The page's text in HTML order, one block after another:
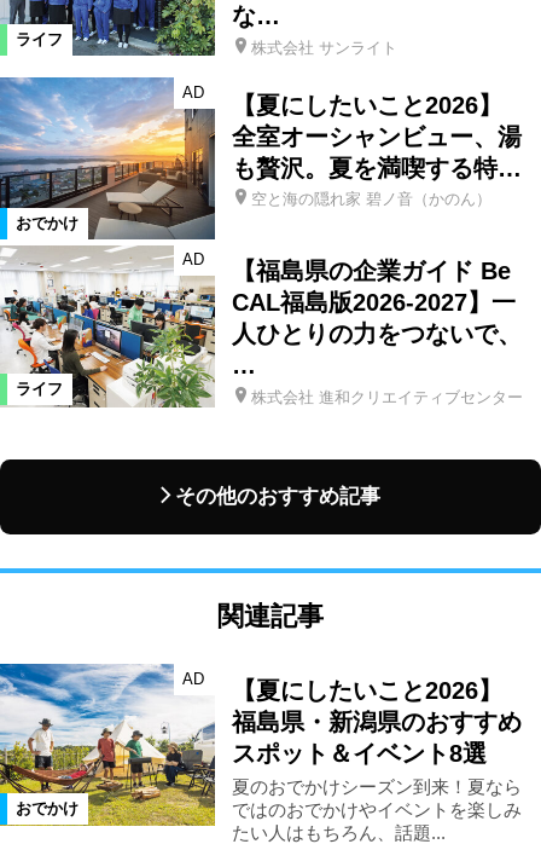
ライフ
な…
株式会社 サンライト
おでかけ
AD
【夏にしたいこと2026】
全室オーシャンビュー、湯
も贅沢。夏を満喫する特…
空と海の隠れ家 碧ノ音（かのん）
ライフ
AD
【福島県の企業ガイド Be
CAL福島版2026-2027】一
人ひとりの力をつないで、
…
株式会社 進和クリエイティブセンター
その他のおすすめ記事
関連記事
おでかけ
AD
【夏にしたいこと2026】
福島県・新潟県のおすすめ
スポット＆イベント8選
夏のおでかけシーズン到来！夏なら
ではのおでかけやイベントを楽しみ
たい人はもちろん、話題...